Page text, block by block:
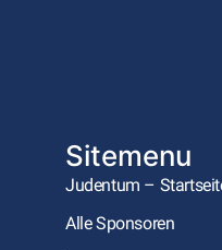
Sitemenu
Judentum –
Alle Sponsoren